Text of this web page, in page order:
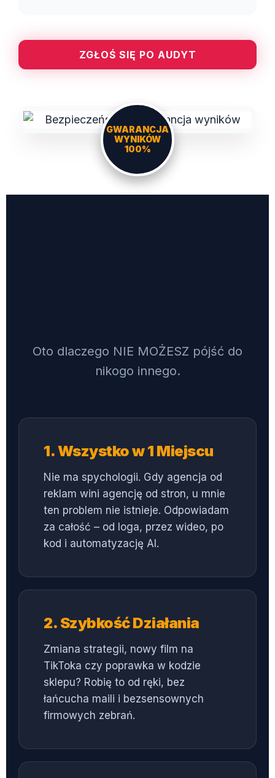
ZGŁOŚ SIĘ PO AUDYT
GWARANCJA
WYNIKÓW
100%
Oto dlaczego NIE MOŻESZ pójść do
nikogo innego.
1. Wszystko w 1 Miejscu
Nie ma spychologii. Gdy agencja od
reklam wini agencję od stron, u mnie
ten problem nie istnieje. Odpowiadam
za całość – od loga, przez wideo, po
kod i automatyzację AI.
2. Szybkość Działania
Zmiana strategii, nowy film na
TikToka czy poprawka w kodzie
sklepu? Robię to od ręki, bez
łańcucha maili i bezsensownych
firmowych zebrań.